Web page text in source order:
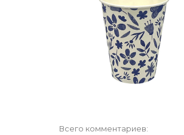
Всего комментариев: